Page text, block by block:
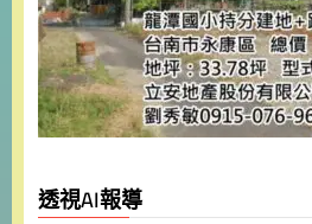
透視AI報導